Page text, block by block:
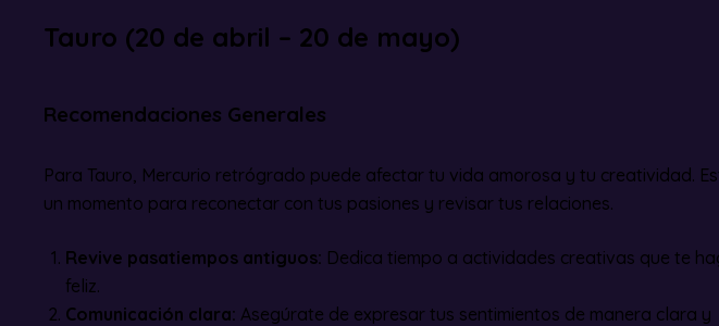
Tauro (20 de abril – 20 de mayo)
Recomendaciones Generales
Para Tauro, Mercurio retrógrado puede afectar tu vida amorosa y tu creatividad.
un momento para reconectar con tus pasiones y revisar tus relaciones.
Revive pasatiempos antiguos: Dedica tiempo a actividades creativas que te
feliz.
Comunicación clara: Asegúrate de expresar tus sentimientos de manera clara y